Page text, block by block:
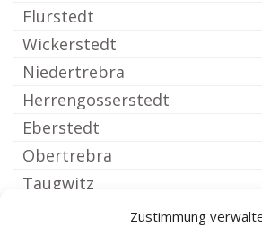
Zustimmung
Flurstedt
Wickerstedt
Niedertrebra
Herrengosserstedt
Eberstedt
Obertrebra
Taugwitz